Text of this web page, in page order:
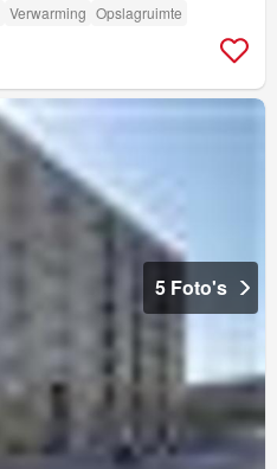
Verwarming Opslagruimte
5 Foto's